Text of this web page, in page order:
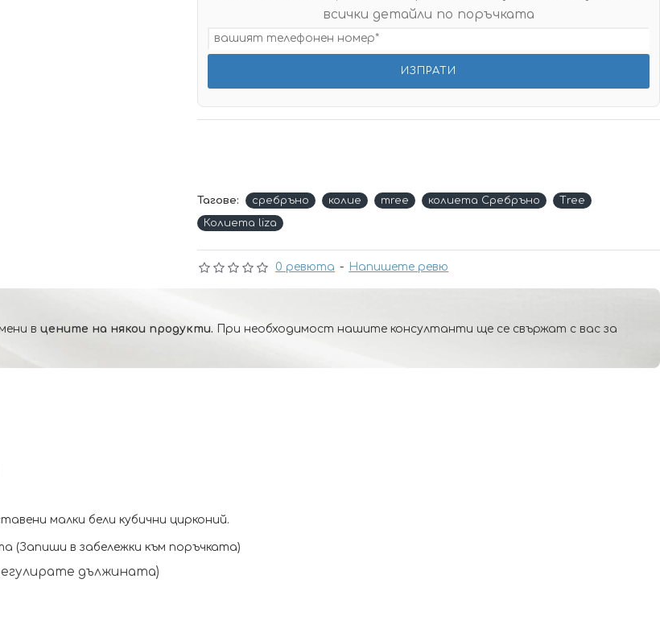
0 ревюта - Напишете ревю
всички детайли по поръчката
Тагове: сребръно колие тree колиета Сребръно
Тree
Колиета liza
в цените на някои продукти. При необходимост нашите консултанти ще се свържат с вас за
малки бели кубични цирконий.
(Запиши в забележки към поръчката)
дължината)